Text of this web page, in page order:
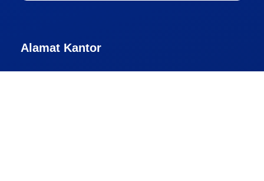
Alamat Kantor